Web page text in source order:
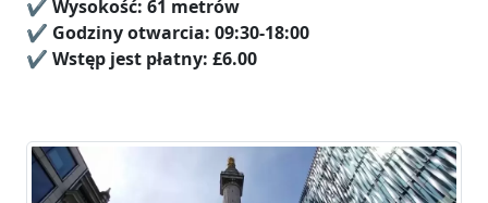
✔️ Wysokość: 61 metrów
✔️ Godziny otwarcia: 09:30-18:00
✔️ Wstęp jest płatny: £6.00